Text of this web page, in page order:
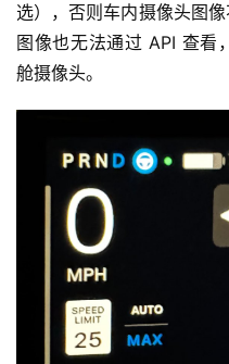
选），否则车内摄像头图
图像也无法通过 API 查看
舱摄像头。